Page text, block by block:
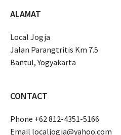
ALAMAT
Local Jogja
Jalan Parangtritis Km 7.5
Bantul, Yogyakarta
CONTACT
Phone +62 812-4351-5166
Email localjogja@yahoo.com